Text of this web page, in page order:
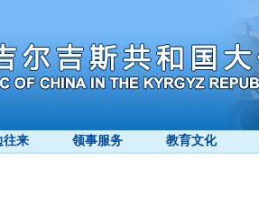
往来 领事服务 教育文化